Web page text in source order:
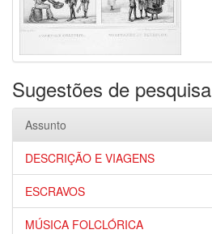
Sugestões de pesquisa
Assunto
DESCRIÇÃO E VIAGENS
ESCRAVOS
MÚSICA FOLCLÓRICA